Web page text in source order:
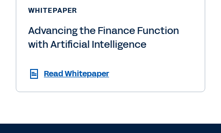
WHITEPAPER
Advancing the Finance Function
with Artificial Intelligence
Read Whitepaper